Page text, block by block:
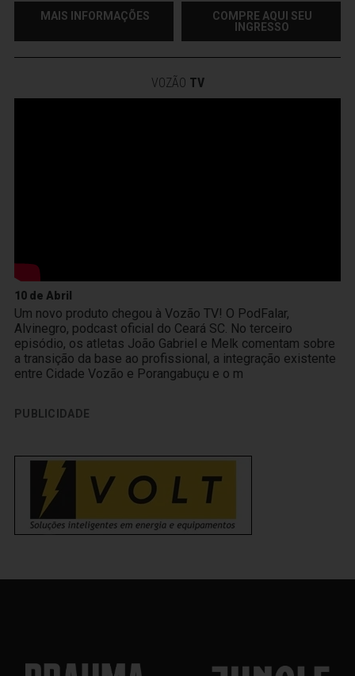
MAIS INFORMAÇÕES
COMPRE AQUI SEU
INGRESSO
VOZÃO TV
10 de Abril
Um novo produto chegou à Vozão TV! O PodFalar,
Alvinegro, podcast oficial do Ceará SC. No terceiro
episódio, os atletas João Gabriel e Melk comentam sobre
a transição da base ao profissional, a integração existente
entre Cidade Vozão e Porangabuçu e o m
PUBLICIDADE